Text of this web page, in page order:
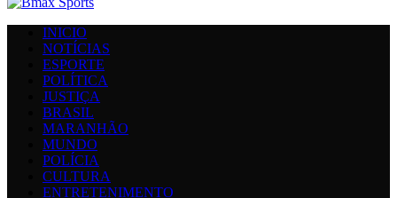
INICIO
NOTÍCIAS
ESPORTE
POLÍTICA
JUSTIÇA
BRASIL
MARANHÃO
MUNDO
POLÍCIA
CULTURA
ENTRETENIMENTO